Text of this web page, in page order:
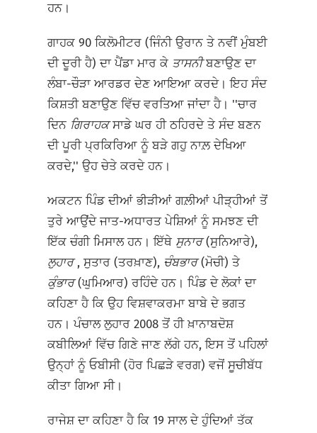
ਹਨ।
ਗਾਹਕ 90 ਕਿਲੋਮੀਟਰ (ਜਿੰਨੀ ਉਰਾਨ ਤੇ ਨਵੀਂ ਮੁੰਬਈ
ਦੀ ਦੂਰੀ ਹੈ) ਦਾ ਪੈਂਡਾ ਮਾਰ ਕੇ ਤਾਸਨੀਬਣਾਉਣ ਦਾ
ਲੰਬਾ-ਚੌੜਾ ਆਰਡਰ ਦੇਣ ਆਇਆ ਕਰਦੇ। ਇਹ ਸੰਦ
ਕਿਸ਼ਤੀ ਬਣਾਉਣ ਵਿੱਚ ਵਰਤਿਆ ਜਾਂਦਾ ਹੈ। ''ਚਾਰ
ਦਿਨ ਗਿਰਾਹਕਸਾਡੇ ਘਰ ਹੀ ਠਹਿਰਦੇ ਤੇ ਸੰਦ ਬਣਨ
ਦੀ ਪੂਰੀ ਪ੍ਰਕਿਰਿਆ ਨੂੰ ਬੜੇ ਗਹੁ ਨਾਲ਼ ਦੇਖਿਆ
ਕਰਦੇ,'' ਉਹ ਚੇਤੇ ਕਰਦੇ ਹਨ।
ਅਕਟਨ ਪਿੰਡ ਦੀਆਂ ਭੀੜੀਆਂ ਗਲ਼ੀਆਂ ਪੀੜ੍ਹੀਆਂ ਤੋਂ
ਤੁਰੇ ਆਉਂਦੇ ਜਾਤ-ਅਧਾਰਤ ਪੇਸ਼ਿਆਂ ਨੂੰ ਸਮਝਣ ਦੀ
ਇੱਕ ਚੰਗੀ ਮਿਸਾਲ ਹਨ। ਇੱਥੇ ਸੁਨਾਰ(ਸੁਨਿਆਰੇ),
ਲੁਹਾਰ, ਸੁਤਾਰ (ਤਰਖ਼ਾਣ), ਚੰਬਭਾਰ(ਮੋਚੀ) ਤੇ
ਕੁੰਭਾਰ(ਘੁਮਿਆਰ) ਰਹਿੰਦੇ ਹਨ। ਪਿੰਡ ਦੇ ਲੋਕਾਂ ਦਾ
ਕਹਿਣਾ ਹੈ ਕਿ ਉਹ ਵਿਸ਼ਵਾਕਰਮਾ ਬਾਬੇ ਦੇ ਭਗਤ
ਹਨ। ਪੰਚਾਲ ਲੁਹਾਰ 2008 ਤੋਂ ਹੀ ਖ਼ਾਨਾਬਦੋਸ਼
ਕਬੀਲਿਆਂ ਵਿੱਚ ਗਿਣੇ ਜਾਣ ਲੱਗੇ ਹਨ, ਇਸ ਤੋਂ ਪਹਿਲਾਂ
ਉਨ੍ਹਾਂ ਨੂੰ ਓਬੀਸੀ (ਹੋਰ ਪਿਛੜੇ ਵਰਗ) ਵਜੋਂ ਸੂਚੀਬੱਧ
ਕੀਤਾ ਗਿਆ ਸੀ।
ਰਾਜੇਸ਼ ਦਾ ਕਹਿਣਾ ਹੈ ਕਿ 19 ਸਾਲ ਦੇ ਹੁੰਦਿਆਂ ਤੱਕ